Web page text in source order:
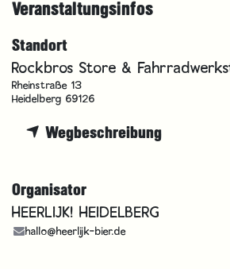
Veranstaltungsinfos
Standort
Rockbros Store &
Rheinstraße 13
Heidelberg 69126
Wegbeschreibung
Organisator
HEERLIJK! HEIDELBERG
hallo@heerlijk-bier.de